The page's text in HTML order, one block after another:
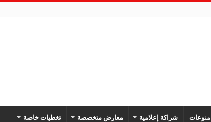
منوعات شراكة إعلامية معارض متخصصة تغطيات خاصة